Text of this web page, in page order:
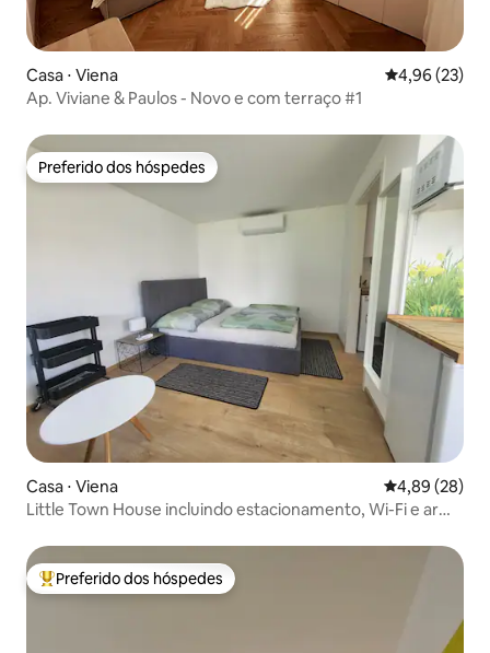
Casa ⋅ Viena 4,96 de uma
4,96 (23)
Ap. Viviane & Paulos - Novo e com terraço #1
Preferido dos hóspedes
Preferido dos hóspedes
Casa ⋅ Viena 4,89 de uma
4,89 (28)
Little Town House incluindo estacionamento, Wi-Fi e ar
Entre os melhores preferidos dos hóspedes
Preferido dos hóspedes